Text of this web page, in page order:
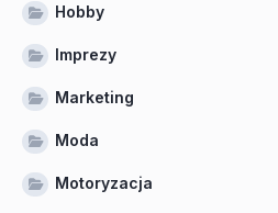
Hobby
Imprezy
Marketing
Moda
Motoryzacja